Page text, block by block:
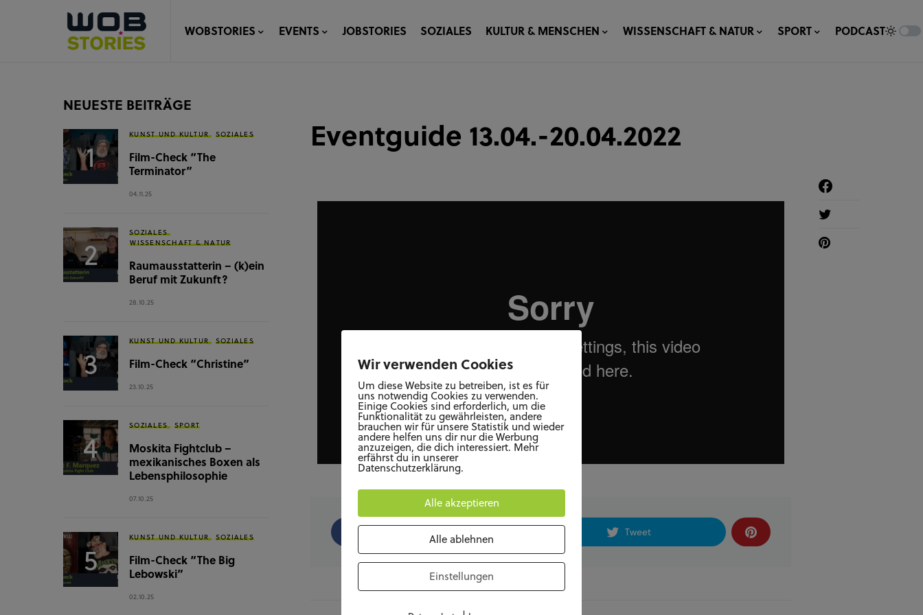
WOBSTORIES EVENTS JOBSTORIES SOZIALES KULTUR & MENSCHEN WISSENSCHAFT & NATUR SPORT PODCAST
Eventguide 13.04.-20.04.2022
Share Tweet
NEUESTE BEITRÄGE
KUNST UND KULTUR SOZIALES
Film-Check “The
Terminator”
04.11.25
SOZIALES
WISSENSCHAFT & NATUR
Raumausstatterin – (k)ein
Beruf mit Zukunft?
28.10.25
KUNST UND KULTUR SOZIALES
Film-Check “Christine”
23.10.25
SOZIALES SPORT
Moskita Fightclub –
mexikanisches Boxen als
Lebensphilosophie
07.10.25
KUNST UND KULTUR SOZIALES
Film-Check “The Big
Lebowski”
02.10.25
Wir verwenden Cookies
Um diese Website zu betreiben, ist es für
uns notwendig Cookies zu verwenden.
Einige Cookies sind erforderlich, um die
Funktionalität zu gewährleisten, andere
brauchen wir für unsere Statistik und wieder
andere helfen uns dir nur die Werbung
anzuzeigen, die dich interessiert. Mehr
erfährst du in unserer
Datenschutzerklärung.
Alle akzeptieren
Alle ablehnen
Einstellungen